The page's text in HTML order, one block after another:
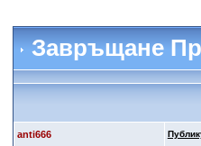
Завръщане
anti666